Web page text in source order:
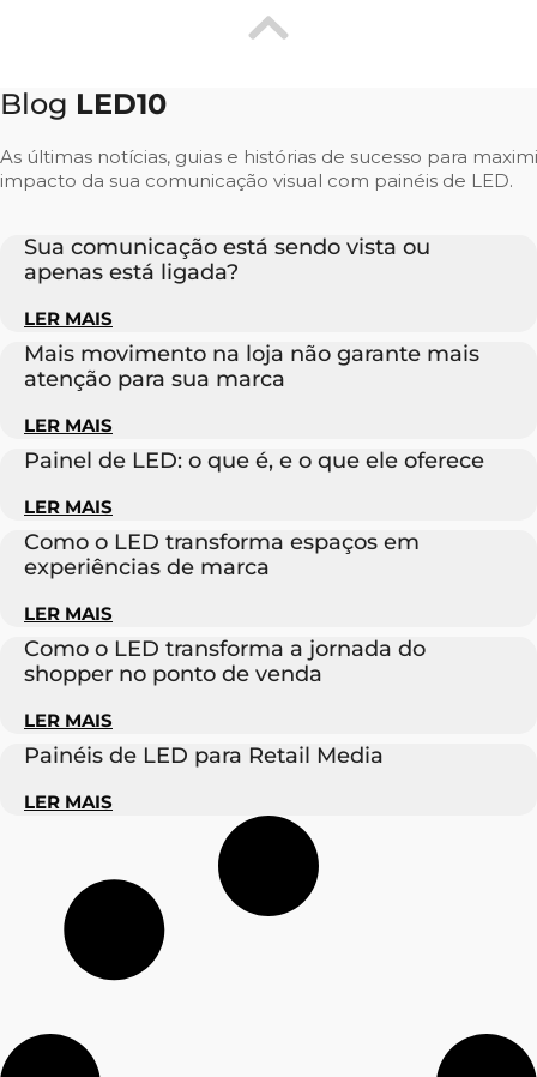
Blog LED10
As últimas notícias, guias e histórias de sucesso para
impacto da sua comunicação visual com painéis de LED.
Sua comunicação está sendo vista ou
apenas está ligada?
LER MAIS
Mais movimento na loja não garante mais
atenção para sua marca
LER MAIS
Painel de LED: o que é, e o que ele oferece
LER MAIS
Como o LED transforma espaços em
experiências de marca
LER MAIS
Como o LED transforma a jornada do
shopper no ponto de venda
LER MAIS
Painéis de LED para Retail Media
LER MAIS